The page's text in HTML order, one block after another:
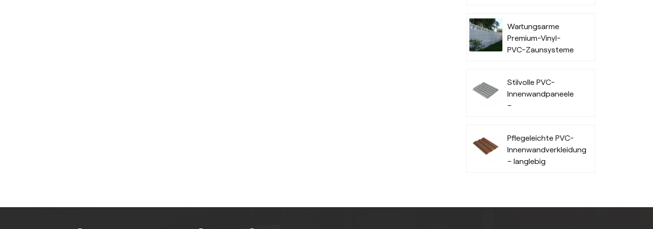
Wartungsarme
Premium-Vinyl-
PVC-Zaunsysteme
Stilvolle PVC-
Innenwandpaneele
–
Pflegeleichte PVC-
Innenwandverkleidungsplatten
– langlebig